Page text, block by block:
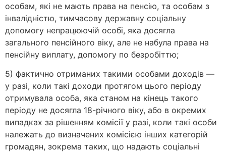
особам, які не мають права на пенсію, та особам з
інвалідністю, тимчасову державну соціальну
допомогу непрацюючій особі, яка досягла
загального пенсійного віку, але не набула права на
пенсійну виплату, допомогу по безробіттю;
5) фактично отриманих такими особами доходів —
у разі, коли такі доходи протягом цього періоду
отримувала особа, яка станом на кінець такого
періоду не досягла 18-річного віку, або в окремих
випадках за рішенням комісії у разі, коли такі особи
належать до визначених комісією інших категорій
громадян, зокрема таких, що надають соціальні